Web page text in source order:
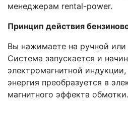
менеджерам rental-power.
Принцип действия
Вы нажимаете на ручной или
Система запускается и
электромагнитной
энергия преобразуется в
магнитного эффекта обмотки.